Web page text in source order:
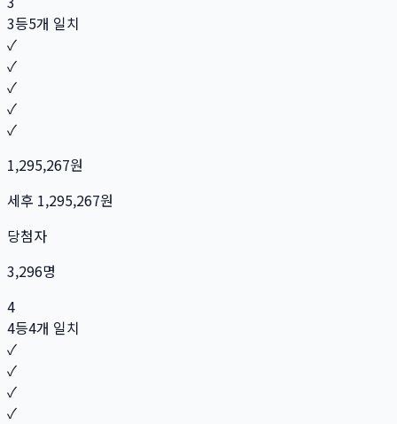
3등5개 일치
✓
✓
✓
✓
✓
1,295,267원
세후 1,295,267원
당첨자
3,296명
4
4등4개 일치
✓
✓
✓
✓